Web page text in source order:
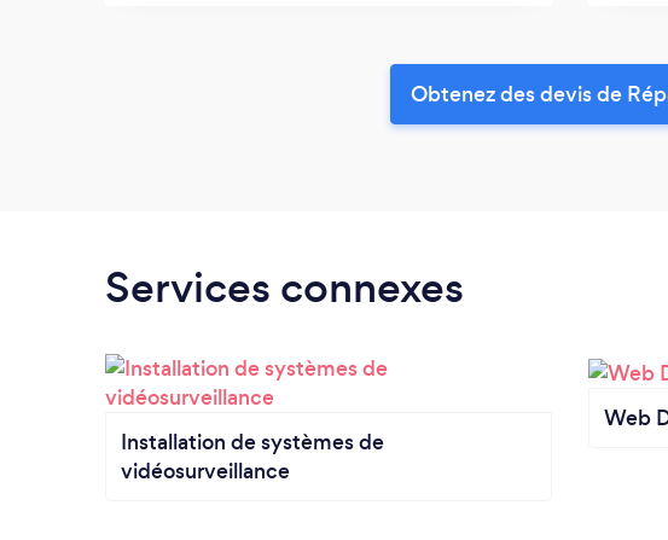
Obtenez des devis de
Services connexes
Installation de systèmes de
vidéosurveillance
Web